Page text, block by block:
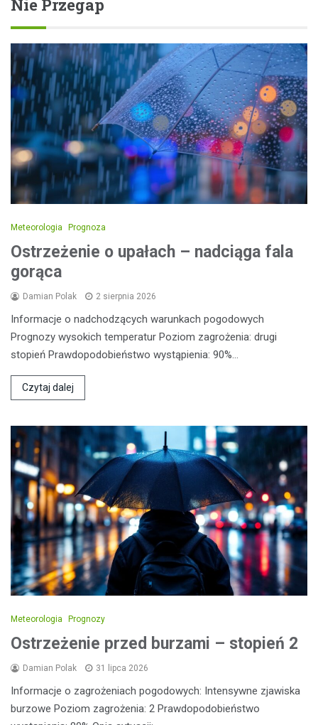
Nie Przegap
Meteorologia Prognoza
Ostrzeżenie o upałach – nadciąga fala
gorąca
Damian Polak 2 sierpnia 2026
Informacje o nadchodzących warunkach pogodowych
Prognozy wysokich temperatur Poziom zagrożenia: drugi
stopień Prawdopodobieństwo wystąpienia: 90%…
Czytaj dalej
Meteorologia Prognozy
Ostrzeżenie przed burzami – stopień 2
Damian Polak 31 lipca 2026
Informacje o zagrożeniach pogodowych: Intensywne zjawiska
burzowe Poziom zagrożenia: 2 Prawdopodobieństwo